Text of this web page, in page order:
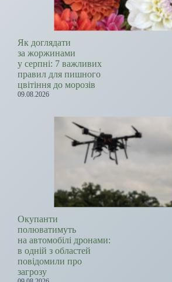
Як доглядати
за жоржинами
у серпні: 7 важливих
правил для пишного
цвітіння до морозів
09.08.2026
Окупанти
полюватимуть
на автомобілі дронами:
в одній з областей
повідомили про
загрозу